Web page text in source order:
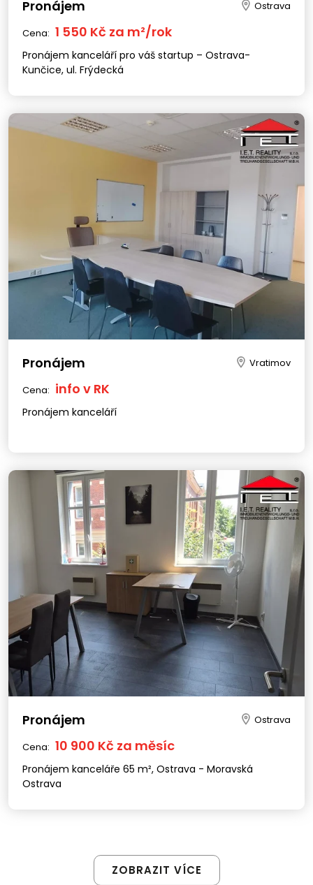
Pronájem Ostrava
Cena: 1 550 Kč za m²/rok
Pronájem kanceláří pro váš startup – Ostrava-
Kunčice, ul. Frýdecká
Pronájem Vratimov
Cena: info v RK
Pronájem kanceláří
Pronájem Ostrava
Cena: 10 900 Kč za měsíc
Pronájem kanceláře 65 m², Ostrava - Moravská
Ostrava
ZOBRAZIT VÍCE